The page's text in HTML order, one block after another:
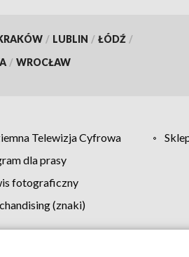
/ LUBLIN / ŁÓDŹ /
/ WROCŁAW
Telewizja Cyfrowa
dla prasy
fotograficzny
(znaki)